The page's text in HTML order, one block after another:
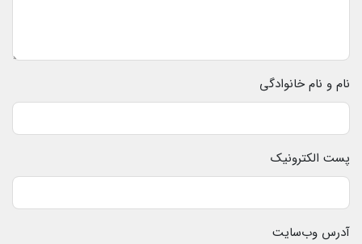
نام و نام خانوادگی
پست الکترونیک
آدرس وب‌سایت